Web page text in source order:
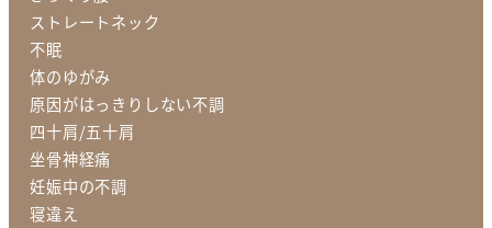
ストレートネック
不眠
体のゆがみ
原因がはっきりしない不調
四十肩/五十肩
坐骨神経痛
妊娠中の不調
寝違え